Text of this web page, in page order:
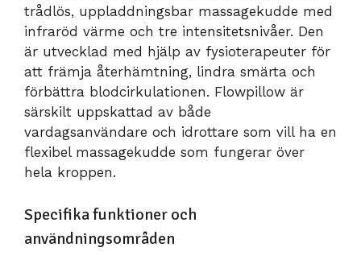
trådlös, uppladdningsbar massagekudde med
infraröd värme och tre intensitetsnivåer. Den
är utvecklad med hjälp av fysioterapeuter för
att främja återhämtning, lindra smärta och
förbättra blodcirkulationen. Flowpillow är
särskilt uppskattad av både
vardagsanvändare och idrottare som vill ha en
flexibel massagekudde som fungerar över
hela kroppen.
Specifika funktioner och
användningsområden